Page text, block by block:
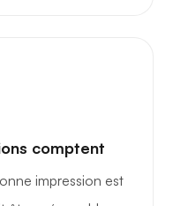
comptent
impression est